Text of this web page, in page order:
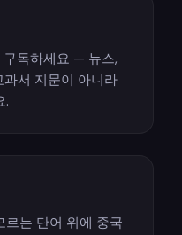
구독하세요 — 뉴스,
과서 지문이 아니라
.
르는 단어 위에 중국